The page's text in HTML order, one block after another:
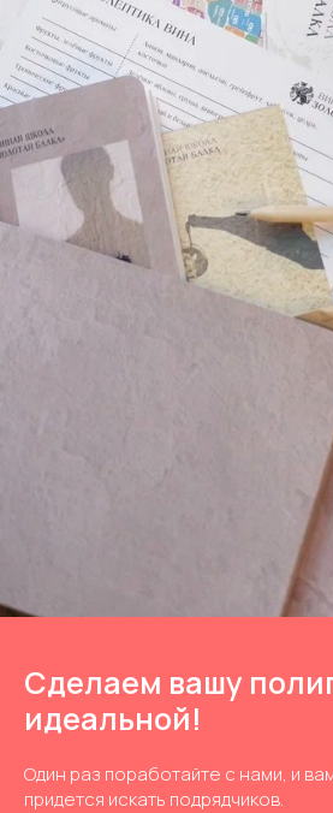
Сделаем вашу
идеальной!
Один раз поработайте с нами, и
придется искать подрядчиков.